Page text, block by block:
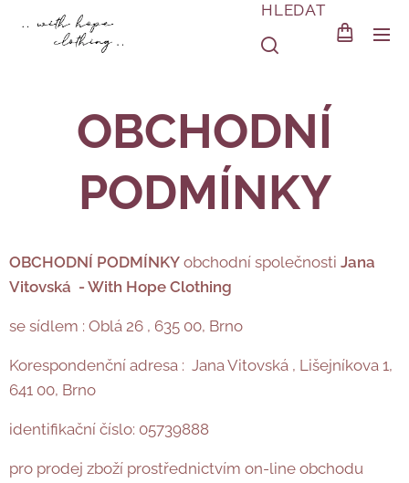
HLEDAT
OBCHODNÍ
PODMÍNKY
OBCHODNÍ PODMÍNKY obchodní společnosti Jana
Vitovská - With Hope Clothing
se sídlem : Oblá 26 , 635 00, Brno
Korespondenční adresa : Jana Vitovská , Lišejníkova 1,
641 00, Brno
identifikační číslo: 05739888
pro prodej zboží prostřednictvím on-line obchodu